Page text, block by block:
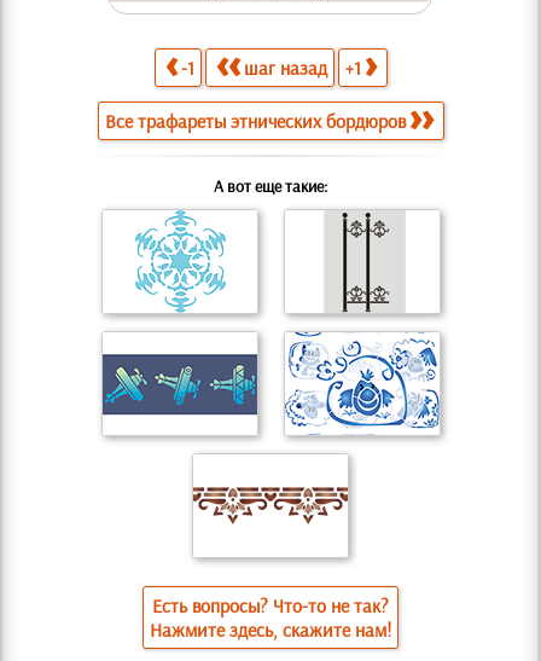
-1 шаг назад +1
Все трафареты этнических бордюров
А вот еще такие:
Есть вопросы? Что-то не так?
Нажмите здесь, скажите нам!